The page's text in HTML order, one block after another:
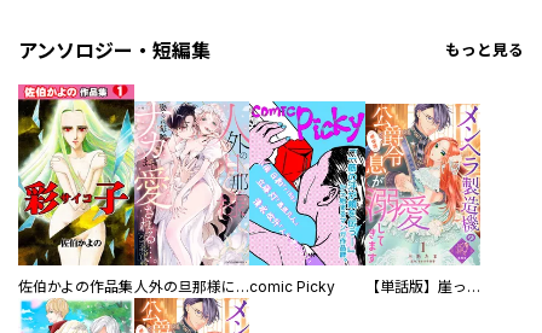
アンソロジー・短編集 もっと見る
佐伯かよの作品集 人外の旦那様に娶られ毎晩ナカまで愛される…。アンソロジーcomic Picky 【単話版】崖っぷち令嬢ですが、意地と策略で幸せになります！シリーズ